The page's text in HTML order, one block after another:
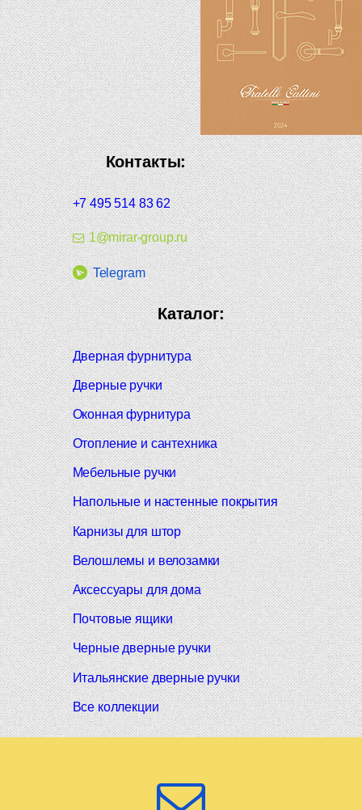
Контакты:
+7 495 514 83 62
1@mirar-group.ru
Telegram
Каталог:
Дверная фурнитура
Дверные ручки
Оконная фурнитура
Отопление и сантехника
Мебельные ручки
Напольные и настенные покрытия
Карнизы для штор
Велошлемы и велозамки
Аксессуары для дома
Почтовые ящики
Черные дверные ручки
Итальянские дверные ручки
Все коллекции